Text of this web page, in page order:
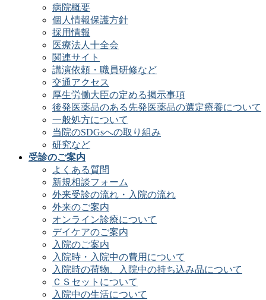
病院概要
個人情報保護方針
採用情報
医療法人十全会
関連サイト
講演依頼・職員研修など
交通アクセス
厚生労働大臣の定める掲示事項
後発医薬品のある先発医薬品の選定療養について
一般処方について
当院のSDGsへの取り組み
研究など
受診のご案内
よくある質問
新規相談フォーム
外来受診の流れ・入院の流れ
外来のご案内
オンライン診療について
デイケアのご案内
入院のご案内
入院時・入院中の費用について
入院時の荷物、入院中の持ち込み品について
ＣＳセットについて
入院中の生活について